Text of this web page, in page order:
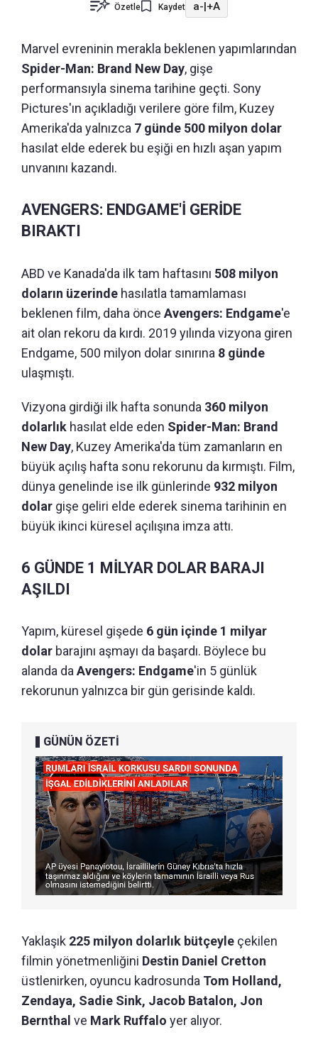
Özetle Kaydet a- +A
Marvel evreninin merakla beklenen yapımlarından
Spider-Man: Brand New Day, gişe
performansıyla sinema tarihine geçti. Sony
Pictures'ın açıkladığı verilere göre film, Kuzey
Amerika'da yalnızca 7 günde 500 milyon dolar
hasılat elde ederek bu eşiği en hızlı aşan yapım
unvanını kazandı.
AVENGERS: ENDGAME'İ GERİDE
BIRAKTI
ABD ve Kanada'da ilk tam haftasını 508 milyon
doların üzerinde hasılatla tamamlaması
beklenen film, daha önce Avengers: Endgame'e
ait olan rekoru da kırdı. 2019 yılında vizyona giren
Endgame, 500 milyon dolar sınırına 8 günde
ulaşmıştı.
Vizyona girdiği ilk hafta sonunda 360 milyon
dolarlık hasılat elde eden Spider-Man: Brand
New Day, Kuzey Amerika'da tüm zamanların en
büyük açılış hafta sonu rekorunu da kırmıştı. Film,
dünya genelinde ise ilk günlerinde 932 milyon
dolar gişe geliri elde ederek sinema tarihinin en
büyük ikinci küresel açılışına imza attı.
6 GÜNDE 1 MİLYAR DOLAR BARAJI
AŞILDI
Yapım, küresel gişede 6 gün içinde 1 milyar
dolar barajını aşmayı da başardı. Böylece bu
alanda da Avengers: Endgame'in 5 günlük
rekorunun yalnızca bir gün gerisinde kaldı.
GÜNÜN ÖZETİ
Yaklaşık 225 milyon dolarlık bütçeyle çekilen
filmin yönetmenliğini Destin Daniel Cretton
üstlenirken, oyuncu kadrosunda Tom Holland,
Zendaya, Sadie Sink, Jacob Batalon, Jon
Bernthal ve Mark Ruffalo yer alıyor.